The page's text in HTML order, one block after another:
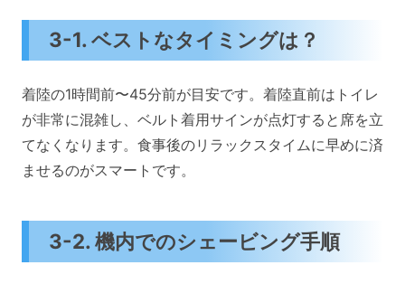
3-1. ベストなタイミングは？
着陸の1時間前〜45分前が目安です。着陸直前はトイレ
が非常に混雑し、ベルト着用サインが点灯すると席を立
てなくなります。食事後のリラックスタイムに早めに済
ませるのがスマートです。
3-2. 機内でのシェービング手順